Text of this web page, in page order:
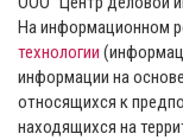
На информационном
технологии
информации на
относящихся к
находящихся на